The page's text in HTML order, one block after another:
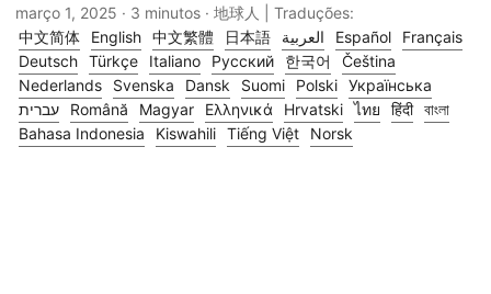
março 1, 2025 · 3 minutos · 地球人 | Traduções:
中文简体
English 中文繁體 日本語 العربية Español
Français
Deutsch Türkçe Italiano Русский 한국어
Čeština
Nederlands
Svenska Dansk Suomi Polski Українська
עברית
Română Magyar Ελληνικά Hrvatski ไทย हिंदी বাংলা
Bahasa Indonesia
Kiswahili Tiếng Việt Norsk